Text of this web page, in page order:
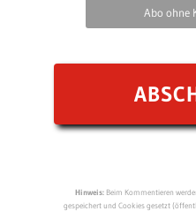
Abo ohne
Hinweis:Beim Kommentieren
gespeichert und Cookies gesetzt